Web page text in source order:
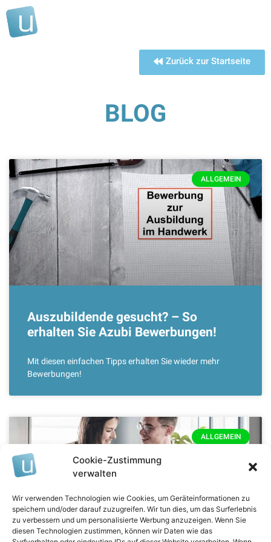
Cookie-Zustimmung
verwalten
Wir verwenden Technologien wie Cookies, um Geräteinformationen zu
speichern und/oder darauf zuzugreifen. Wir tun dies, um das Surferlebnis
zu verbessern und um personalisierte Werbung anzuzeigen. Wenn Sie
diesen Technologien zustimmen, können wir Daten wie das
Zurück zur Startseite
BLOG
ALLGEMEIN
Auszubildende gesucht? – So
erhalten Sie Azubi Bewerbungen!
Mit diesen einfachen Tipps erhalten Sie wieder mehr
Bewerbungen!
ALLGEMEIN